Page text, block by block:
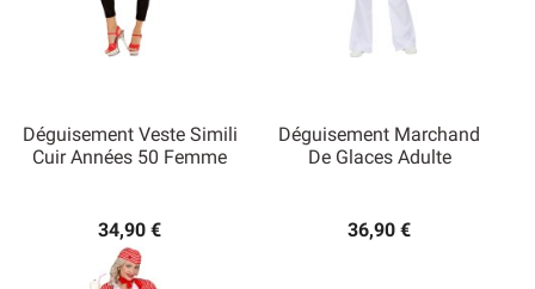
Déguisement Veste Simili
Cuir Années 50 Femme
34,90 €
Déguisement Marchand
De Glaces Adulte
36,90 €